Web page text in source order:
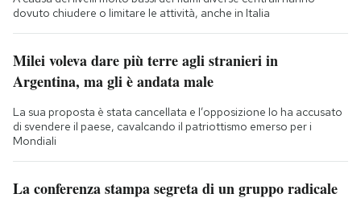
dovuto chiudere o limitare le attività, anche in Italia
Milei voleva dare più terre agli stranieri in
Argentina, ma gli è andata male
La sua proposta è stata cancellata e l’opposizione lo ha accusato
di svendere il paese, cavalcando il patriottismo emerso per i
Mondiali
La conferenza stampa segreta di un gruppo radicale